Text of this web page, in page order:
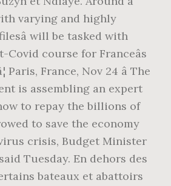
varying and highly
will be tasked with
course for Franceâs
Paris, France, Nov 24 â The
is assembling an expert
to repay the billions of
to save the economy
crisis, Budget Minister
Tuesday. En dehors des
bateaux et abattoirs